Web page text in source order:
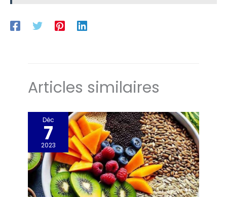
Articles similaires
Déc
7
2023